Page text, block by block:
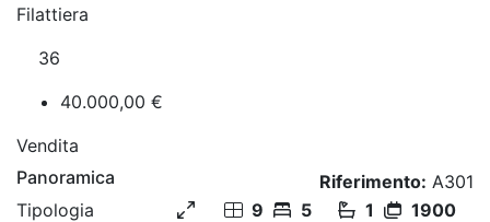
Filattiera
36
40.000,00 €
Vendita
Panoramica
Riferimento: A301
Tipologia
9
5
1
1900